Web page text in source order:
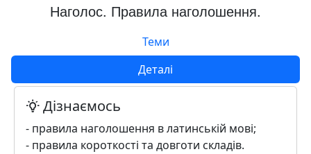
Наголос. Правила наголошення.
Теми
Деталі
Дізнаємось
- правила наголошення в латинській мові;
- правила короткості та довготи складів.